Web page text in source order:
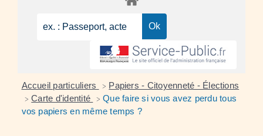
Accueil particuliers > Papiers - Citoyenneté - Élections
> Carte d'identité > Que faire si vous avez perdu tous
vos papiers en même temps ?